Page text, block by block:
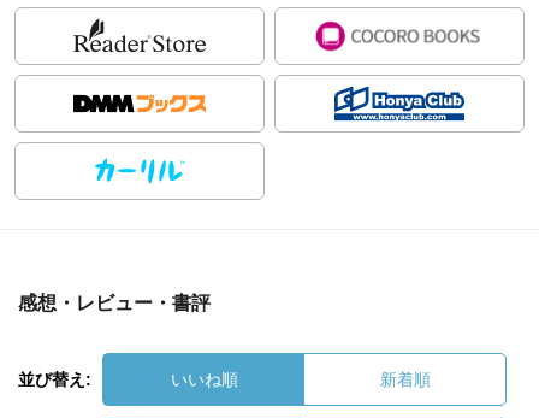
感想・レビュー・書評
並び替え: いいね順 新着順